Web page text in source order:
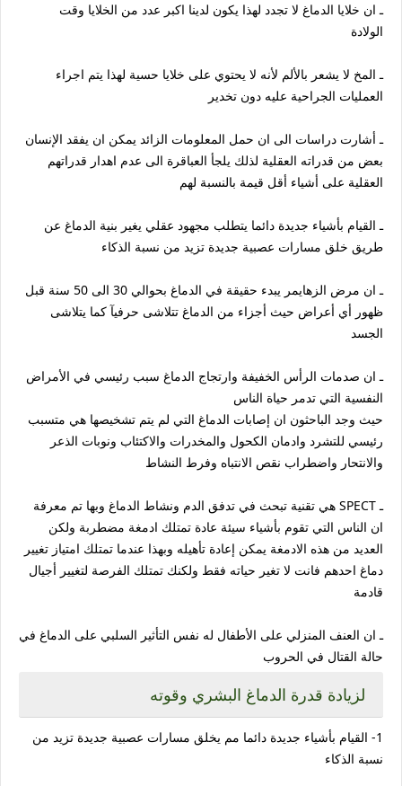
ـ ان خلايا الدماغ لا تجدد لهذا يكون لدينا اكبر عدد من الخلايا وقت
الولادة
ـ المخ لا يشعر بالألم لأنه لا يحتوي على خلايا حسية لهذا يتم اجراء
العمليات الجراحية عليه دون تخدير
ـ أشارت دراسات الى ان حمل المعلومات الزائد يمكن ان يفقد الإنسان
بعض من قدراته العقلية لذلك يلجأ العباقرة الى عدم اهدار قدراتهم
العقلية على أشياء أقل قيمة بالنسبة لهم
ـ القيام بأشياء جديدة دائما يتطلب مجهود عقلي يغير بنية الدماغ عن
طريق خلق مسارات عصبية جديدة تزيد من نسبة الذكاء
ـ ان مرض الزهايمر يبدء حقيقة في الدماغ بحوالي 30 الى 50 سنة قبل
ظهور أي أعراض حيث أجزاء من الدماغ تتلاشى حرفيآ كما يتلاشى
الجسد
ـ ان صدمات الرأس الخفيفة وارتجاج الدماغ سبب رئيسي في الأمراض
النفسية التي تدمر حياة الناس
حيث وجد الباحثون ان إصابات الدماغ التي لم يتم تشخيصها هي متسبب
رئيسي للتشرد وادمان الكحول والمخدرات والاكتئاب ونوبات الذعر
والانتحار واضطراب نقص الانتباه وفرط النشاط
ـ SPECT هي تقنية تبحث في تدفق الدم ونشاط الدماغ وبها تم معرفة
ان الناس التي تقوم بأشياء سيئة عادة تمتلك ادمغة مضطربة ولكن
العديد من هذه الادمغة يمكن إعادة تأهيله وبهذا عندما تمتلك امتياز تغيير
دماغ احدهم فانت لا تغير حياته فقط ولكنك تمتلك الفرصة لتغيير أجيال
قادمة
ـ ان العنف المنزلي على الأطفال له نفس التأثير السلبي على الدماغ في
حالة القتال في الحروب
لزيادة قدرة الدماغ البشري وقوته
1- القيام بأشياء جديدة دائما مم يخلق مسارات عصبية جديدة تزيد من
نسبة الذكاء